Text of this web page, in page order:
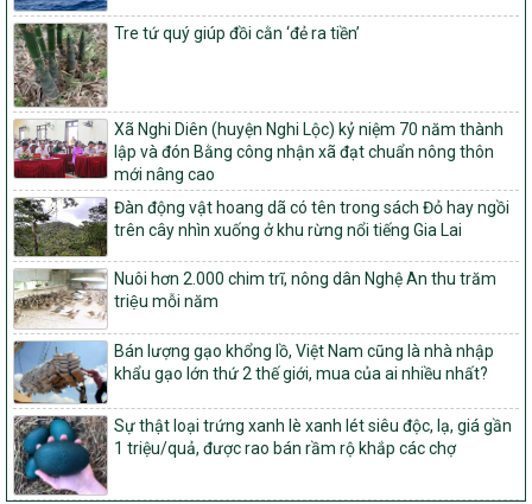
trong xây dựng nông thôn mới giai đoạn 2026-2030 trên địa bàn
tỉnh Nghệ An
103/PTNT-NTM
Về việc đăng ký thực hiện Dự án liên kết theo chuỗi giá trị thuộc
Dự án 2 – Chương trình Mục tiêu quốc gia Giảm nghèo bền vững
giai đoạn 2021-2025 được kéo dài sang năm 2026
827/QĐ-BNNMT
Quyết định Ban hành Kế hoạch triển khai thực hiện Chương trình
mục tiêu quốc gia xây dựng nông thôn mới, giảm nghèo bền
vững và phát triển kinh tế – xã hội vùng đồng bào dân tộc thiểu
số và miền núi giai đoạn 2026-2035, giai đoạn I: Từ năm 2026
đến năm 2030
14/2026/TT-BNNMT
Hướng dẫn thực hiện một số nội dung tiêu chí, điều kiện thuộc Bộ
tiêu chí quốc gia về nông thôn mới giai đoạn 2026 – 2030 thuộc
phạm vi quản lý nhà nước của Bộ Nông nghiệp và Môi trường
417/QĐ-BNNMT
Phê duyệt Chương trình mục tiêu quốc gia xây dựng nông thôn
mới, giảm nghèo bền vững và phát triển kinh tế – xã hội vùng
đồng bào dân tộc thiểu số và miền núi giai đoạn 2026-2035, giai
Tre tứ quý giúp đồi cằn ‘đẻ ra tiền’
Xã Nghi Diên (huyện Nghi Lộc) kỷ niệm 70 năm thành
lập và đón Bằng công nhận xã đạt chuẩn nông thôn
mới nâng cao
Đàn động vật hoang dã có tên trong sách Đỏ hay ngồi
trên cây nhìn xuống ở khu rừng nổi tiếng Gia Lai
Nuôi hơn 2.000 chim trĩ, nông dân Nghệ An thu trăm
triệu mỗi năm
Bán lượng gạo khổng lồ, Việt Nam cũng là nhà nhập
khẩu gạo lớn thứ 2 thế giới, mua của ai nhiều nhất?
Sự thật loại trứng xanh lè xanh lét siêu độc, lạ, giá gần
1 triệu/quả, được rao bán rầm rộ khắp các chợ